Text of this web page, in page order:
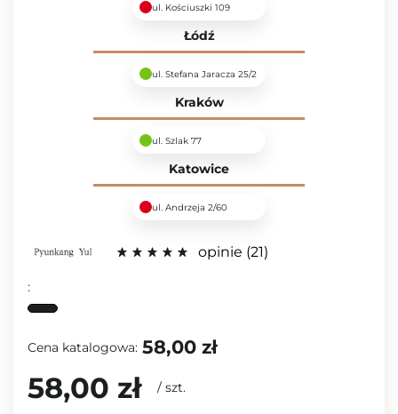
ul. Kościuszki 109
Łódź
ul. Stefana Jaracza 25/2
Kraków
ul. Szlak 77
Katowice
ul. Andrzeja 2/60
opinie 21
:
Cena katalogowa: 58,00 zł
58,00 zł / szt.